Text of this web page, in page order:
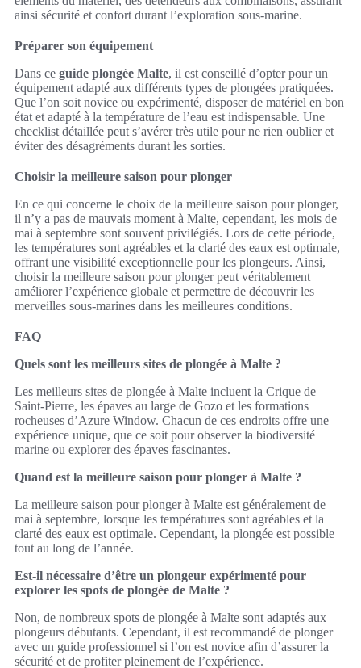
ainsi sécurité et confort durant l’exploration sous-marine.
Préparer son équipement
Dans ce guide plongée Malte, il est conseillé d’opter pour un
équipement adapté aux différents types de plongées pratiquées.
Que l’on soit novice ou expérimenté, disposer de matériel en bon
état et adapté à la température de l’eau est indispensable. Une
checklist détaillée peut s’avérer très utile pour ne rien oublier et
éviter des désagréments durant les sorties.
Choisir la meilleure saison pour plonger
En ce qui concerne le choix de la meilleure saison pour plonger,
il n’y a pas de mauvais moment à Malte, cependant, les mois de
mai à septembre sont souvent privilégiés. Lors de cette période,
les températures sont agréables et la clarté des eaux est optimale,
offrant une visibilité exceptionnelle pour les plongeurs. Ainsi,
choisir la meilleure saison pour plonger peut véritablement
améliorer l’expérience globale et permettre de découvrir les
merveilles sous-marines dans les meilleures conditions.
FAQ
Quels sont les meilleurs sites de plongée à Malte ?
Les meilleurs sites de plongée à Malte incluent la Crique de
Saint-Pierre, les épaves au large de Gozo et les formations
rocheuses d’Azure Window. Chacun de ces endroits offre une
expérience unique, que ce soit pour observer la biodiversité
marine ou explorer des épaves fascinantes.
Quand est la meilleure saison pour plonger à Malte ?
La meilleure saison pour plonger à Malte est généralement de
mai à septembre, lorsque les températures sont agréables et la
clarté des eaux est optimale. Cependant, la plongée est possible
tout au long de l’année.
Est-il nécessaire d’être un plongeur expérimenté pour
explorer les spots de plongée de Malte ?
Non, de nombreux spots de plongée à Malte sont adaptés aux
plongeurs débutants. Cependant, il est recommandé de plonger
avec un guide professionnel si l’on est novice afin d’assurer la
sécurité et de profiter pleinement de l’expérience.